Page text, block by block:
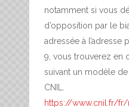
notamment si vous
d’opposition par le
adressée à l’adresse
9, vous trouverez en
suivant un modèle
CNIL.
https://www.cnil.fr/